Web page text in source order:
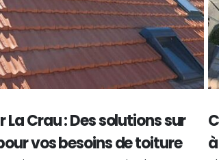
La Crau : Des solutions sur
vos besoins de toiture